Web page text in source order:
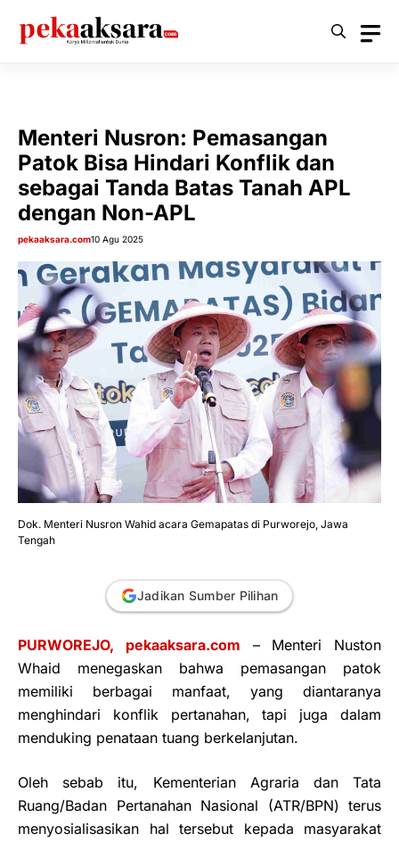
Menteri Nusron: Pemasangan
Patok Bisa Hindari Konflik dan
sebagai Tanda Batas Tanah APL
dengan Non-APL
pekaaksara.com10 Agu 2025
Dok. Menteri Nusron Wahid acara Gemapatas di Purworejo, Jawa
Tengah
Jadikan Sumber Pilihan
PURWOREJO, pekaaksara.com – Menteri Nuston
Whaid menegaskan bahwa pemasangan patok
memiliki berbagai manfaat, yang diantaranya
menghindari konflik pertanahan, tapi juga dalam
menduking penataan tuang berkelanjutan.
Oleh sebab itu, Kementerian Agraria dan Tata
Ruang/Badan Pertanahan Nasional (ATR/BPN) terus
menyosialisasikan hal tersebut kepada masyarakat